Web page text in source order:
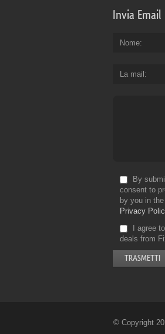
Invia Email
Nome
La mail
By
consent to
by you in
Privacy
I agree
deals from
© Copyright